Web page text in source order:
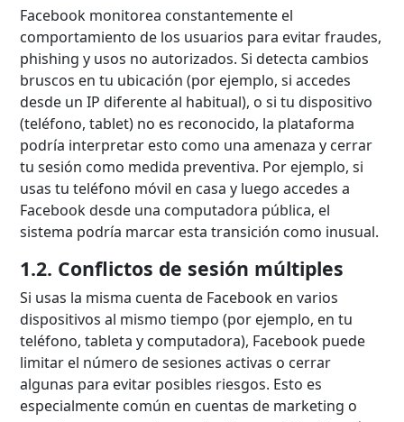
Facebook monitorea constantemente el
comportamiento de los usuarios para evitar fraudes,
phishing y usos no autorizados. Si detecta cambios
bruscos en tu ubicación (por ejemplo, si accedes
desde un IP diferente al habitual), o si tu dispositivo
(teléfono, tablet) no es reconocido, la plataforma
podría interpretar esto como una amenaza y cerrar
tu sesión como medida preventiva. Por ejemplo, si
usas tu teléfono móvil en casa y luego accedes a
Facebook desde una computadora pública, el
sistema podría marcar esta transición como inusual.
1.2. Conflictos de sesión múltiples
Si usas la misma cuenta de Facebook en varios
dispositivos al mismo tiempo (por ejemplo, en tu
teléfono, tableta y computadora), Facebook puede
limitar el número de sesiones activas o cerrar
algunas para evitar posibles riesgos. Esto es
especialmente común en cuentas de marketing o